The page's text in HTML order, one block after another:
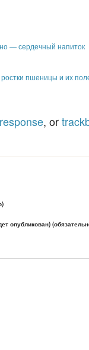
— сердечный напиток
пшеницы и их
, or
опубликован)